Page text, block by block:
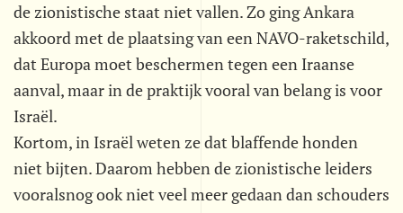
de zionistische staat niet vallen. Zo ging Ankara
akkoord met de plaatsing van een NAVO-raketschild,
dat Europa moet beschermen tegen een Iraanse
aanval, maar in de praktijk vooral van belang is voor
Israël.
Kortom, in Israël weten ze dat blaffende honden
niet bijten. Daarom hebben de zionistische leiders
vooralsnog ook niet veel meer gedaan dan schouders